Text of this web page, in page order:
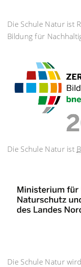
Die Schule Natur ist
Bildung für
Die Schule Natur ist
Die Schule Natur